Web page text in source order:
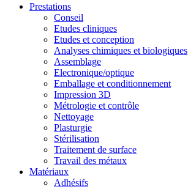
Prestations
Conseil
Etudes cliniques
Etudes et conception
Analyses chimiques et biologiques
Assemblage
Electronique/optique
Emballage et conditionnement
Impression 3D
Métrologie et contrôle
Nettoyage
Plasturgie
Stérilisation
Traitement de surface
Travail des métaux
Matériaux
Adhésifs